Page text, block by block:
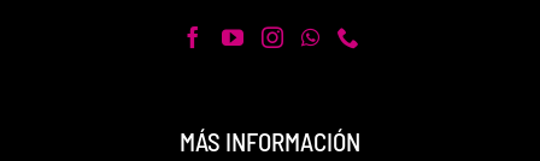
MÁS INFORMACIÓN